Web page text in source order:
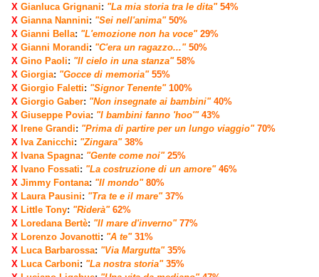
X Gianluca Grignani: "La mia storia tra le dita" 54%
X Gianna Nannini: "Sei nell'anima"50%
X Gianni Bella: "L'emozione non ha voce"29%
X Gianni Morandi: "C'era un ragazzo..." 50%
X Gino Paoli: "Il cielo in una stanza" 58%
X Giorgia: "Gocce di memoria"55%
X Giorgio Faletti: "Signor Tenente"100%
X Giorgio Gaber: "Non insegnate ai bambini" 40%
X Giuseppe Povia: "I bambini fanno 'hoo'" 43%
X Irene Grandi: "Prima di partire per un lungo viaggio" 70%
X Iva Zanicchi: "Zingara"38%
X Ivana Spagna: "Gente come noi"25%
X Ivano Fossati: "La costruzione di un amore" 46%
X Jimmy Fontana: "Il mondo"80%
X Laura Pausini: "Tra te e il mare"37%
X Little Tony: "Riderà"62%
X Loredana Bertè: "Il mare d'inverno" 77%
X Lorenzo Jovanotti: "A te" 31%
X Luca Barbarossa: "Via Margutta" 35%
X Luca Carboni: "La nostra storia" 35%